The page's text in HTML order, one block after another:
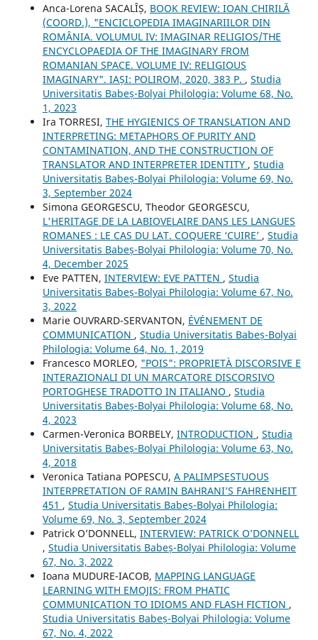
Anca-Lorena SACALÎȘ, BOOK REVIEW: IOAN CHIRILĂ
(COORD.), "ENCICLOPEDIA IMAGINARIILOR DIN
ROMÂNIA. VOLUMUL IV: IMAGINAR RELIGIOS/THE
ENCYCLOPAEDIA OF THE IMAGINARY FROM
ROMANIAN SPACE. VOLUME IV: RELIGIOUS
IMAGINARY". IAȘI: POLIROM, 2020, 383 P. , Studia
Universitatis Babeș-Bolyai Philologia: Volume 68, No.
1, 2023
Ira TORRESI, THE HYGIENICS OF TRANSLATION AND
INTERPRETING: METAPHORS OF PURITY AND
CONTAMINATION, AND THE CONSTRUCTION OF
TRANSLATOR AND INTERPRETER IDENTITY , Studia
Universitatis Babeș-Bolyai Philologia: Volume 69, No.
3, September 2024
Simona GEORGESCU, Theodor GEORGESCU,
L'HERITAGE DE LA LABIOVELAIRE DANS LES LANGUES
ROMANES : LE CAS DU LAT. COQUERE ‘CUIRE’ , Studia
Universitatis Babeș-Bolyai Philologia: Volume 70, No.
4, December 2025
Eve PATTEN, INTERVIEW: EVE PATTEN , Studia
Universitatis Babeș-Bolyai Philologia: Volume 67, No.
3, 2022
Marie OUVRARD-SERVANTON, ÉVÉNEMENT DE
COMMUNICATION , Studia Universitatis Babeș-Bolyai
Philologia: Volume 64, No. 1, 2019
Francesco MORLEO, "POIS": PROPRIETÀ DISCORSIVE E
INTERAZIONALI DI UN MARCATORE DISCORSIVO
PORTOGHESE TRADOTTO IN ITALIANO , Studia
Universitatis Babeș-Bolyai Philologia: Volume 68, No.
4, 2023
Carmen-Veronica BORBELY, INTRODUCTION , Studia
Universitatis Babeș-Bolyai Philologia: Volume 63, No.
4, 2018
Veronica Tatiana POPESCU, A PALIMPSESTUOUS
INTERPRETATION OF RAMIN BAHRANI’S FAHRENHEIT
451 , Studia Universitatis Babeș-Bolyai Philologia:
Volume 69, No. 3, September 2024
Patrick O’DONNELL, INTERVIEW: PATRICK O’DONNELL
, Studia Universitatis Babeș-Bolyai Philologia: Volume
67, No. 3, 2022
Ioana MUDURE-IACOB, MAPPING LANGUAGE
LEARNING WITH EMOJIS: FROM PHATIC
COMMUNICATION TO IDIOMS AND FLASH FICTION ,
Studia Universitatis Babeș-Bolyai Philologia: Volume
67, No. 4, 2022